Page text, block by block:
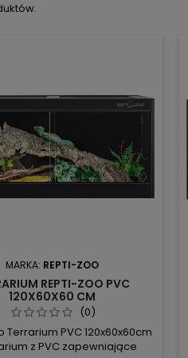
MARKA: REPTI-ZOO
REPTI-ZOO PVC
120X60X60 CM
(0)
Terrarium PVC 120x60x60cm
z PVC zapewniające